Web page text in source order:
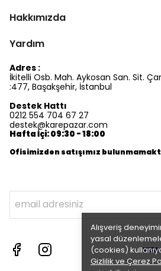
Alışveriş
yasal
(cookies)
Gizlilik ve Çerez
Hakkımızda
Yardım
Adres :
İkitelli Osb. Mah. Aykosan San. Sit.
:477, Başakşehir, İstanbul
Destek Hattı
0212 554 704 67 27
destek@karepazar.com
Hafta İçi: 09:30 - 18:00
Ofisimizden satışımız